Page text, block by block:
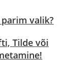
valik?
Tilde või